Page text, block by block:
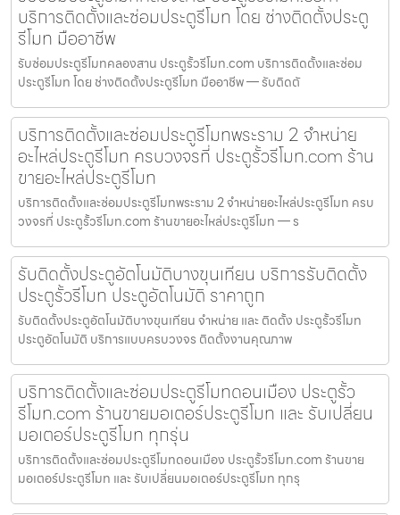
บริการติดตั้งและซ่อมประตูรีโมท โดย ช่างติดตั้งประตู
รีโมท มืออาชีพ
รับซ่อมประตูรีโมทคลองสาน ประตูรั้วรีโมท.com บริการติดตั้งและซ่อม
ประตูรีโมท โดย ช่างติดตั้งประตูรีโมท มืออาชีพ — รับติดตั
บริการติดตั้งและซ่อมประตูรีโมทพระราม 2 จำหน่าย
อะไหล่ประตูรีโมท ครบวงจรที่ ประตูรั้วรีโมท.com ร้าน
ขายอะไหล่ประตูรีโมท
บริการติดตั้งและซ่อมประตูรีโมทพระราม 2 จำหน่ายอะไหล่ประตูรีโมท ครบ
วงจรที่ ประตูรั้วรีโมท.com ร้านขายอะไหล่ประตูรีโมท — ร
รับติดตั้งประตูอัตโนมัติบางขุนเทียน บริการรับติดตั้ง
ประตูรั้วรีโมท ประตูอัตโนมัติ ราคาถูก
รับติดตั้งประตูอัตโนมัติบางขุนเทียน จำหน่าย และ ติดตั้ง ประตูรั้วรีโมท
ประตูอัตโนมัติ บริการแบบครบวงจร ติดตั้งงานคุณภาพ
บริการติดตั้งและซ่อมประตูรีโมทดอนเมือง ประตูรั้ว
รีโมท.com ร้านขายมอเตอร์ประตูรีโมท และ รับเปลี่ยน
มอเตอร์ประตูรีโมท ทุกรุ่น
บริการติดตั้งและซ่อมประตูรีโมทดอนเมือง ประตูรั้วรีโมท.com ร้านขาย
มอเตอร์ประตูรีโมท และ รับเปลี่ยนมอเตอร์ประตูรีโมท ทุกรุ